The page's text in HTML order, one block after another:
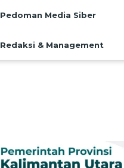
Pedoman Media Siber
Redaksi & Management